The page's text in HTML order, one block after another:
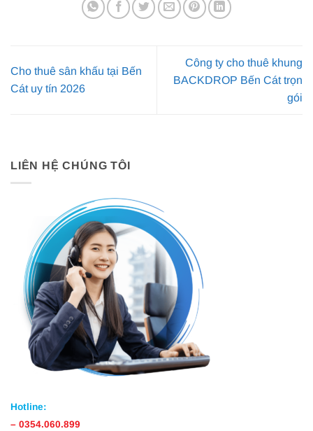
Cho thuê sân khấu tại Bến
Cát uy tín 2026
Công ty cho thuê khung
BACKDROP Bến Cát trọn
gói
LIÊN HỆ CHÚNG TÔI
Hotline:
– 0354.060.899